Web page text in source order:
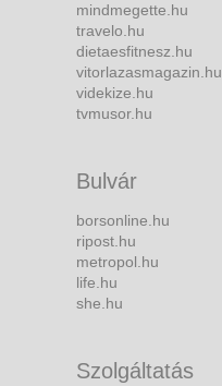
mindmegette.hu
travelo.hu
dietaesfitnesz.hu
vitorlazasmagazin.hu
videkize.hu
tvmusor.hu
Bulvár
borsonline.hu
ripost.hu
metropol.hu
life.hu
she.hu
Szolgáltatás